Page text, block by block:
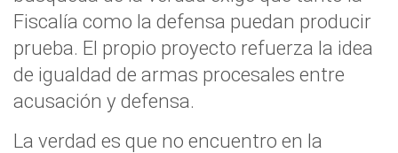
Fiscalía como la defensa puedan producir
prueba. El propio proyecto refuerza la idea
de igualdad de armas procesales entre
acusación y defensa.
La verdad es que no encuentro en la